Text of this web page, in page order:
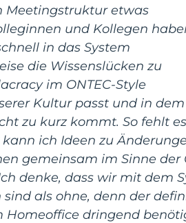
Meetingstruktur etwas
und Kollegen
in das System
die Wissenslücken zu
im ONTEC-Style
Kultur passt und in dem
zu kurz kommt. So fehlt
ich Ideen zu
gemeinsam im Sinne
denke, dass wir mit dem
als ohne, denn der
Homeoffice dringend